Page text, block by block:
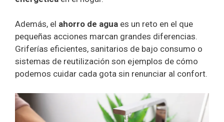
Además, el ahorro de agua es un reto en el que
pequeñas acciones marcan grandes diferencias.
Griferías eficientes, sanitarios de bajo consumo o
sistemas de reutilización son ejemplos de cómo
podemos cuidar cada gota sin renunciar al confort.